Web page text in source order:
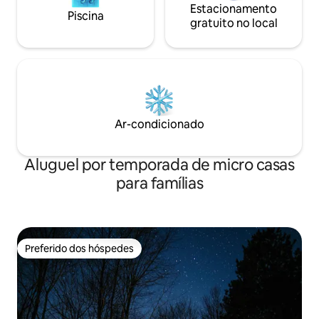
Piscina
Estacionamento
gratuito no local
Ar-condicionado
Aluguel por temporada de micro casas
para famílias
Preferido dos hóspedes
Preferido dos hóspedes